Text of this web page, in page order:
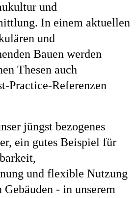
und
In einem aktuellen
und
Bauen werden
Thesen auch
Practice-Referenzen
jüngst bezogenes
ein gutes Beispiel für
und flexible Nutzung
- in unserem